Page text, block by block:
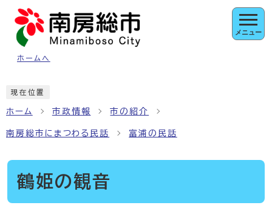
ページの先頭です
ホームへ
メニュー
現在位置
ホーム 市政情報 市の紹介
南房総市にまつわる民話 富浦の民話
鶴姫の観音